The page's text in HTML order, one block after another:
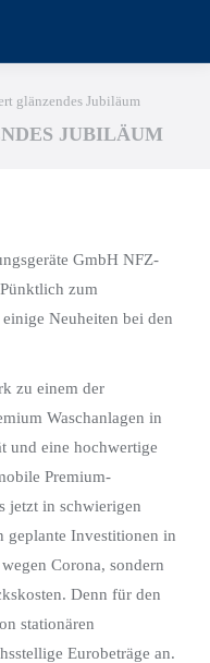
glänzendes Jubiläum
JUBILÄUM
GmbH NFZ-
zum
Neuheiten bei den
zu einem der
Waschanlagen in
und eine hochwertige
Premium-
jetzt in schwierigen
geplante Investitionen in
Corona, sondern
Denn für den
stationären
Eurobeträge an.